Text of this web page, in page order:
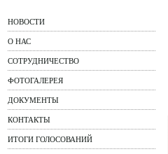
НОВОСТИ
О НАС
СОТРУДНИЧЕСТВО
ФОТОГАЛЕРЕЯ
ДОКУМЕНТЫ
КОНТАКТЫ
ИТОГИ ГОЛОСОВАНИЙ